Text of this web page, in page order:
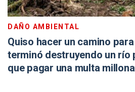
DAÑO AMBIENTAL
Quiso hacer un camino
terminó destruyendo un
que pagar una multa